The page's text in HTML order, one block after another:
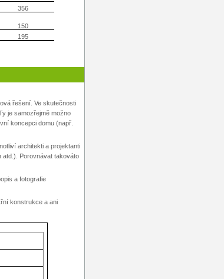
356
150
195
řešení. Ve skutečnosti
je samozřejmě možno
koncepci domu (např.
architekti a projektanti
Porovnávat takováto
a fotografie
konstrukce a ani